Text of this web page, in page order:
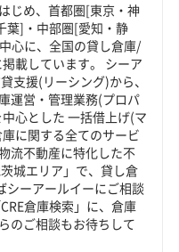
じめ、首都圏[東京・神
葉]・中部圏[愛知・静
心に、全国の貸し倉庫/
載しています。 シーア
支援(リーシング)から、
運営・管理業務(プロパ
心とした 一括借上げ(マ
に関する全てのサービ
流不動産に特化した不
城エリア」で、貸し倉
シーアールイーにご相談
倉庫検索」に、倉庫
のご相談もお待ちして